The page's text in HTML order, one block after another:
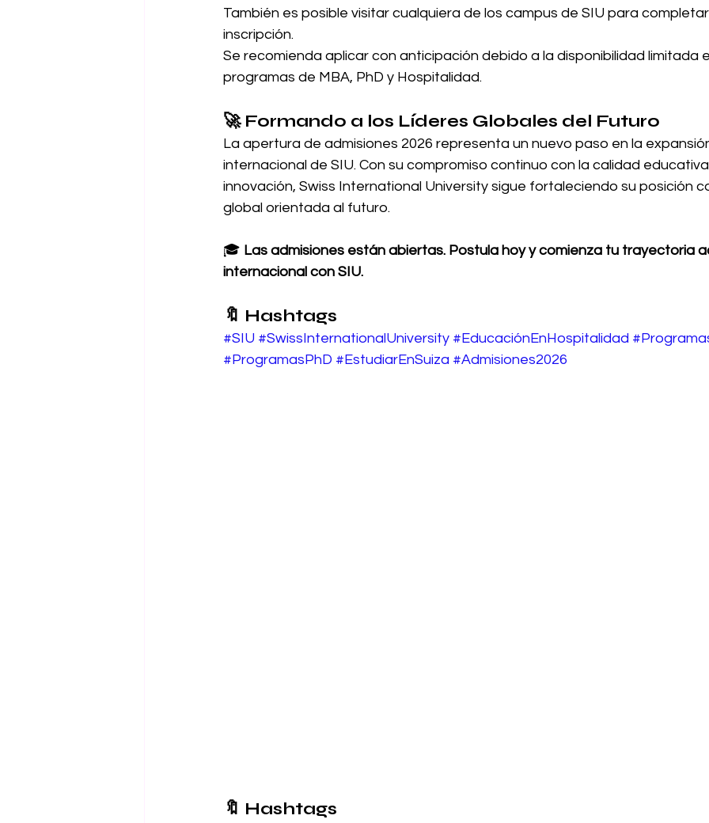
También es posible visitar cualquiera de los campus de SIU para
inscripción.
Se recomienda aplicar con anticipación debido a la disponibilidad limitada
programas de MBA, PhD y Hospitalidad.
🚀 Formando a los Líderes Globales del Futuro
La apertura de admisiones 2026 representa un nuevo paso en la
internacional de SIU. Con su compromiso continuo con la calidad
innovación, Swiss International University sigue fortaleciendo su posición
global orientada al futuro.
🎓 Las admisiones están abiertas. Postula hoy y comienza tu trayectoria
internacional con SIU.
🔖 Hashtags
#SIU #SwissInternationalUniversity #EducaciónEnHospitalidad
#ProgramasPhD #EstudiarEnSuiza #Admisiones2026
🔖 Hashtags